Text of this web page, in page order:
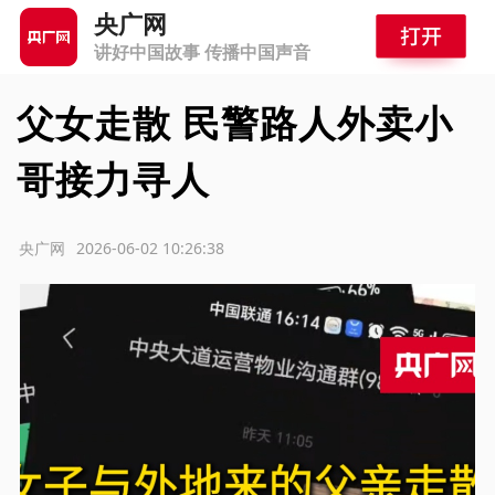
央广网
讲好中国故事 传播中国声音
父女走散 民警路人外卖小
哥接力寻人
2026-06-02 10:26:38
央广网